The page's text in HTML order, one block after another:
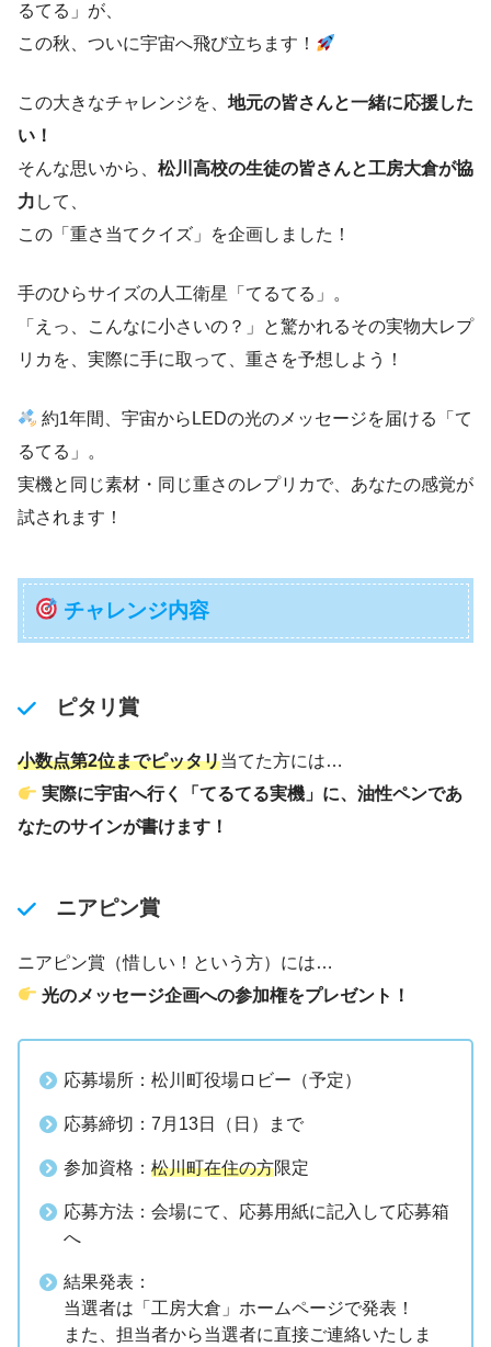
るてる」が、
この秋、ついに宇宙へ飛び立ちます！
この大きなチャレンジを、 地元の皆さんと一緒に応援した
い！
そんな思いから、 松川高校の生徒の皆さんと工房大倉が協
力 して、
この「重さ当てクイズ」を企画しました！
手のひらサイズの人工衛星「てるてる」。
「えっ、こんなに小さいの？」と驚かれるその実物大レプ
リカを、実際に手に取って、重さを予想しよう！
約1年間、宇宙からLEDの光のメッセージを届ける「て
るてる」。
実機と同じ素材・同じ重さのレプリカで、あなたの感覚が
試されます！
チャレンジ内容
ピタリ賞
小数点第2位までピッタリ当てた方には…
実際に宇宙へ行く「てるてる実機」に、油性ペンであ
なたのサインが書けます！
ニアピン賞
ニアピン賞（惜しい！という方）には…
光のメッセージ企画への参加権をプレゼント！
応募場所：松川町役場ロビー（予定）
応募締切：7月13日（日）まで
参加資格： 松川町在住の方限定
応募方法：会場にて、応募用紙に記入して応募箱
へ
結果発表：
当選者は「工房大倉」ホームページで発表！
また、担当者から当選者に直接ご連絡いたしま